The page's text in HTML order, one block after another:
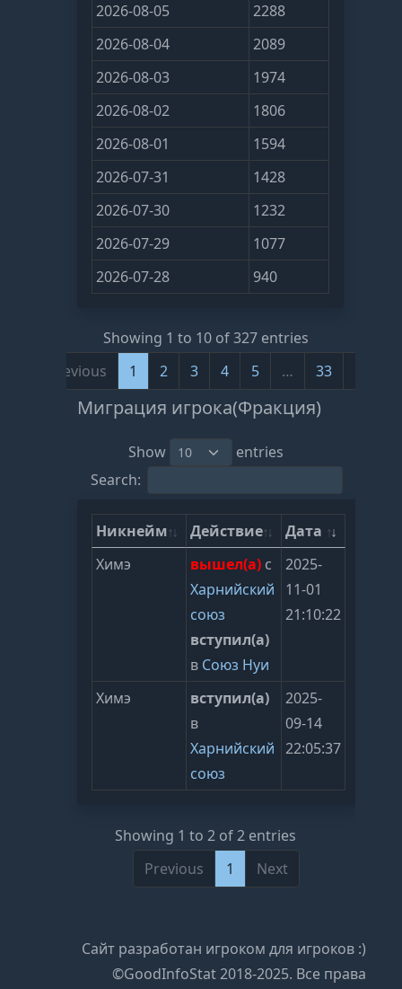
2026-08-05
2288
2026-08-04
2089
2026-08-03
1974
2026-08-02
1806
2026-08-01
1594
2026-07-31
1428
2026-07-30
1232
2026-07-29
1077
2026-07-28
940
Showing 1 to 10 of 327 entries
Previous
1 2 3 4 5 … 33
Миграция игрока(Фракция)
Show
entries
Search:
Никнейм Действие
Дата
Химэ
вышел(а) с
Харнийский
союз
вступил(а)
в Союз Нуи
2025-
11-01
21:10:22
Химэ
вступил(а)
в
Харнийский
союз
2025-
09-14
22:05:37
Showing 1 to 2 of 2 entries
Previous
1 Next
Сайт разработан игроком для игроков :)
©GoodInfoStat 2018-2025. Все права